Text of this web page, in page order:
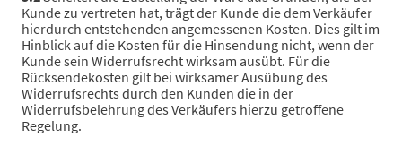
Kunde zu vertreten hat, trägt der Kunde die dem Verkäufer
hierdurch entstehenden angemessenen Kosten. Dies gilt im
Hinblick auf die Kosten für die Hinsendung nicht, wenn der
Kunde sein Widerrufsrecht wirksam ausübt. Für die
Rücksendekosten gilt bei wirksamer Ausübung des
Widerrufsrechts durch den Kunden die in der
Widerrufsbelehrung des Verkäufers hierzu getroffene
Regelung.